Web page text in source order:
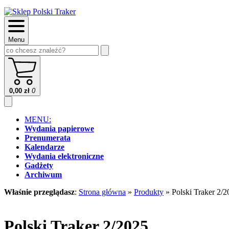
Menu
0,00 zł 0
MENU:
Wydania papierowe
Prenumerata
Kalendarze
Wydania elektroniczne
Gadżety
Archiwum
Właśnie przeglądasz: Strona główna » Produkty » Polski Traker 2/